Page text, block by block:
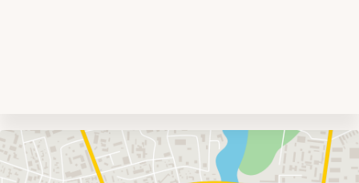
Umgebungskarte
mit